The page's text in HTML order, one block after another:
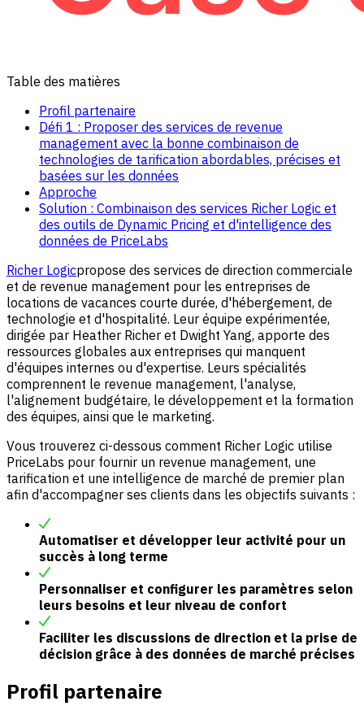
Table des matières
Profil partenaire
Défi 1 : Proposer des services de revenue
management avec la bonne combinaison de
technologies de tarification abordables, précises et
basées sur les données
Approche
Solution : Combinaison des services Richer Logic et
des outils de Dynamic Pricing et d'intelligence des
données de PriceLabs
Richer Logicpropose des services de direction commerciale
et de revenue management pour les entreprises de
locations de vacances courte durée, d'hébergement, de
technologie et d'hospitalité. Leur équipe expérimentée,
dirigée par Heather Richer et Dwight Yang, apporte des
ressources globales aux entreprises qui manquent
d'équipes internes ou d'expertise. Leurs spécialités
comprennent le revenue management, l'analyse,
l'alignement budgétaire, le développement et la formation
des équipes, ainsi que le marketing.
Vous trouverez ci-dessous comment Richer Logic utilise
PriceLabs pour fournir un revenue management, une
tarification et une intelligence de marché de premier plan
afin d'accompagner ses clients dans les objectifs suivants :
Automatiser et développer leur activité pour un
succès à long terme
Personnaliser et configurer les paramètres selon
leurs besoins et leur niveau de confort
Faciliter les discussions de direction et la prise de
décision grâce à des données de marché précises
Profil partenaire